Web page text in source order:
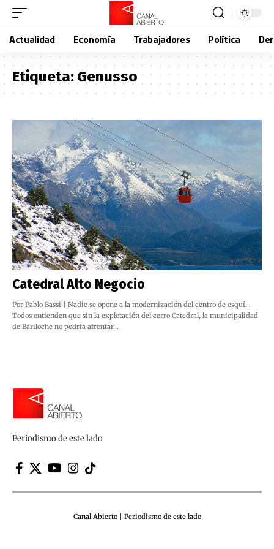
Actualidad Economía Trabajadores Política
Etiqueta:Genusso
Catedral Alto Negocio
Por Pablo Bassi | Nadie se opone a la modernización del centro de esquí.
Todos entienden que sin la explotación del cerro Catedral, la municipalidad
de Bariloche no podría afrontar…
Periodismo de este lado
Canal Abierto | Periodismo de este lado